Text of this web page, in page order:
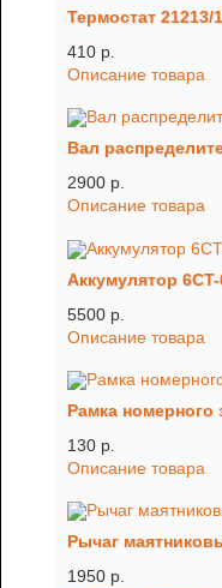
410 p.
Описание товара
Вал
2900 p.
Описание товара
5500 p.
Описание товара
Рамка номерного
130 p.
Описание товара
Рычаг
1950 p.